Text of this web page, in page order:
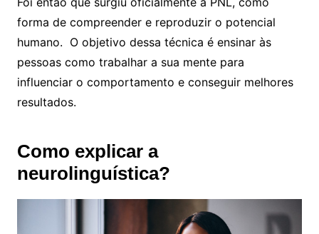
forma de compreender e reproduzir o potencial
humano. O objetivo dessa técnica é ensinar às
pessoas como trabalhar a sua mente para
influenciar o comportamento e conseguir melhores
resultados.
Como explicar a
neurolinguística?